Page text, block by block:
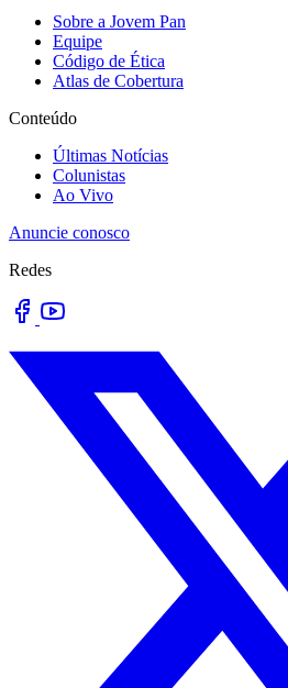
Sobre a Jovem Pan
Equipe
Código de Ética
Atlas de Cobertura
Conteúdo
Últimas Notícias
Colunistas
Ao Vivo
Anuncie conosco
Redes